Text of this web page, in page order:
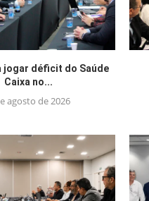
jogar déficit do Saúde
Caixa no...
agosto de 2026